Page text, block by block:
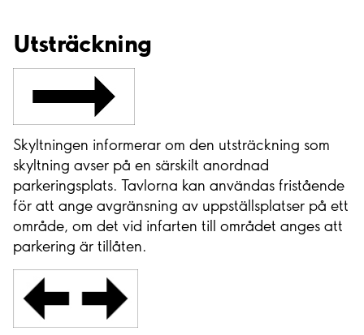
Utsträckning
Skyltningen informerar om den utsträckning som
skyltning avser på en särskilt anordnad
parkeringsplats. Tavlorna kan användas fristående
för att ange avgränsning av uppställsplatser på ett
område, om det vid infarten till området anges att
parkering är tillåten.